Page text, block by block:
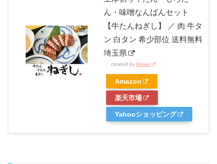
ん・味噌なんばんセット
【牛たんねぎし】 ／ 肉 牛タ
ン 白タン 希少部位 送料無料
埼玉県
created by Rinker
Amazon
楽天市場
Yahooショッピング